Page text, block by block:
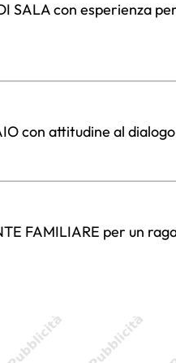
SALA con esperienza
con attitudine al
FAMILIARE per un